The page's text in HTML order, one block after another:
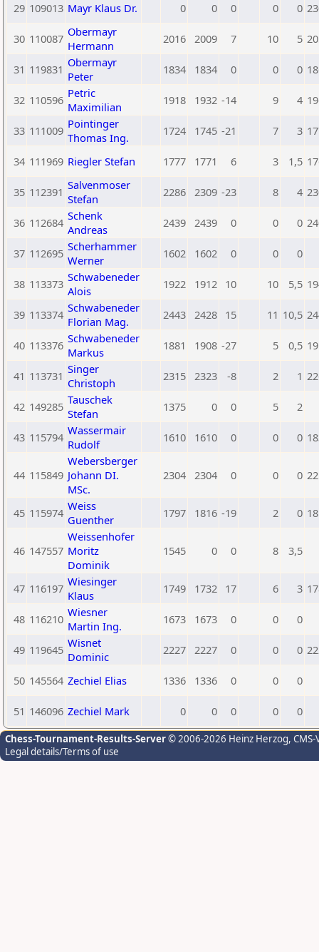
29 109013 Mayr Klaus Dr. 0 0 0 0 0
30 110087 Obermayr
Hermann
2016 2009 7 10 5
31 119831 Obermayr
Peter
1834 1834 0 0 0
32 110596 Petric
Maximilian
1918 1932 -14 9 4
33 111009 Pointinger
Thomas Ing.
1724 1745 -21 7 3
34 111969 Riegler Stefan 1777 1771 6 3 1,5
35 112391 Salvenmoser
Stefan
2286 2309 -23 8 4
36 112684 Schenk
Andreas
2439 2439 0 0 0
37 112695 Scherhammer
Werner
1602 1602 0 0 0
38 113373 Schwabeneder
Alois
1922 1912 10 10 5,5
39 113374 Schwabeneder
Florian Mag.
2443 2428 15 11 10,5
40 113376 Schwabeneder
Markus
1881 1908 -27 5 0,5
41 113731 Singer
Christoph
2315 2323 -8 2 1
42 149285 Tauschek
Stefan
1375 0 0 5 2
43 115794 Wassermair
Rudolf
1610 1610 0 0 0
44 115849
Webersberger
Johann DI.
MSc.
2304 2304 0 0 0
45 115974 Weiss
Guenther
1797 1816 -19 2 0
46 147557
Weissenhofer
Moritz
Dominik
1545 0 0 8 3,5
47 116197 Wiesinger
Klaus
1749 1732 17 6 3
48 116210 Wiesner
Martin Ing.
1673 1673 0 0 0
49 119645 Wisnet
Dominic
2227 2227 0 0 0
50 145564 Zechiel Elias 1336 1336 0 0 0
51 146096 Zechiel Mark 0 0 0 0 0
Chess-Tournament-Results-Server© 2006-2026 Heinz Herzog,
Legal details/Terms of use